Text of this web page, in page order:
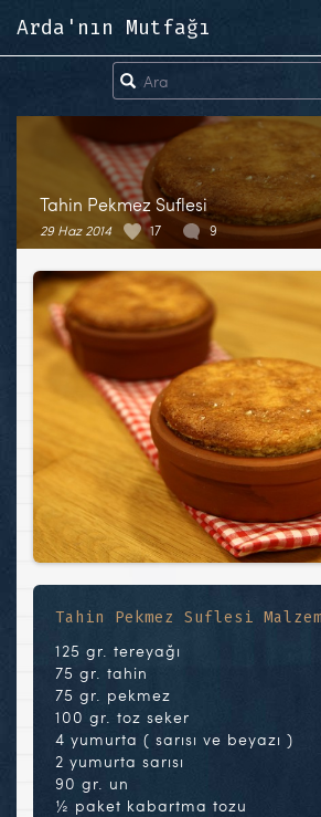
Arda'nın Mutfağı
Tahin Pekmez Suflesi
29 Haz 2014 17 9
Tahin Pekmez Suflesi
125 gr. tereyağı
75 gr. tahin
75 gr. pekmez
100 gr. toz seker
4 yumurta ( sarısı ve beyazı )
2 yumurta sarısı
90 gr. un
½ paket kabartma tozu